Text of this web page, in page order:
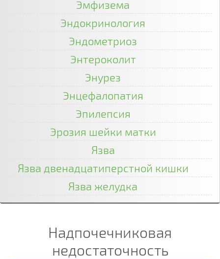
Эмфизема
Эндокринология
Эндометриоз
Энтероколит
Энурез
Энцефалопатия
Эпилепсия
Эрозия шейки матки
Язва
Язва двенадцатиперстной кишки
Язва желудка
Надпочечниковая
недостаточность